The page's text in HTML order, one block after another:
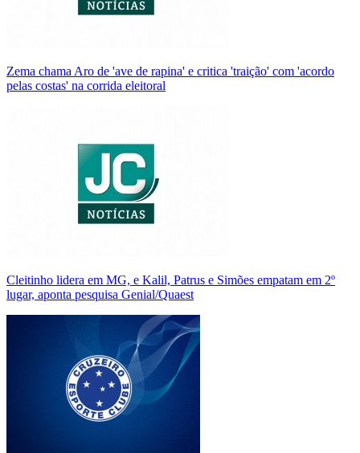
Zema chama Aro de 'ave de rapina' e critica 'traição' com 'acordo
pelas costas' na corrida eleitoral
Cleitinho lidera em MG, e Kalil, Patrus e Simões empatam em 2º
lugar, aponta pesquisa Genial/Quaest